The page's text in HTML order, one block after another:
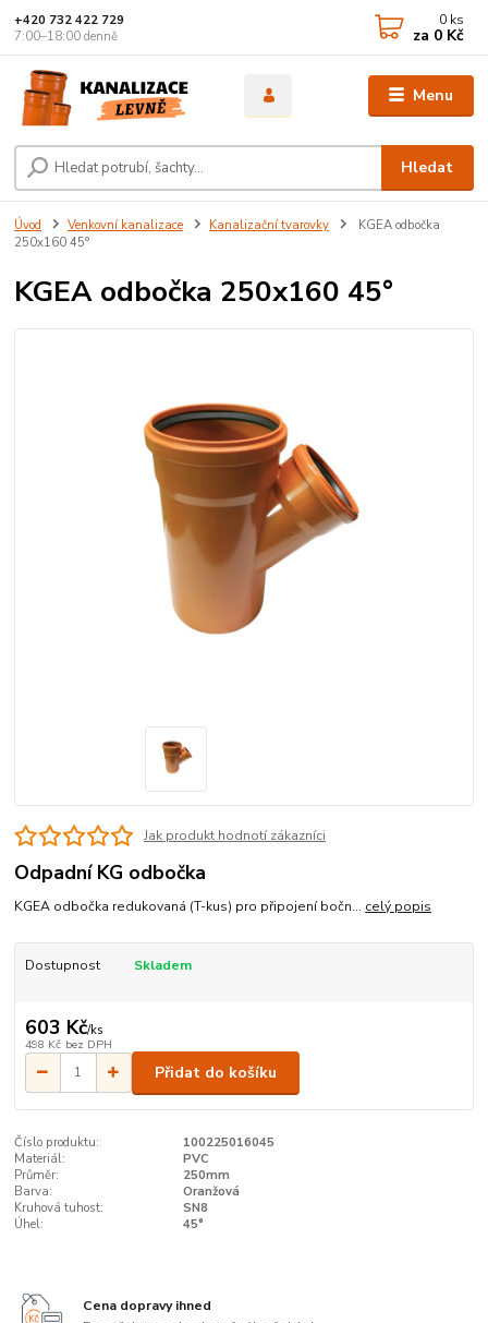
Menu
Hledat
+420 732 422 729
7:00–18:00 denně
0 ks
za 0 Kč
Úvod Venkovní kanalizace Kanalizační tvarovky
KGEA odbočka
250x160 45°
KGEA odbočka 250x160 45°
Jak produkt hodnotí zákazníci
Odpadní KG odbočka
KGEA odbočka redukovaná (T-kus) pro připojení bočn... celý popis
Dostupnost Skladem
603 Kč/ks
498 Kč bez DPH
Přidat do košíku
Číslo produktu:
100225016045
Materiál:
PVC
Průměr:
250mm
Barva:
Oranžová
Kruhová tuhost:
SN8
Úhel:
45°
Cena dopravy ihned